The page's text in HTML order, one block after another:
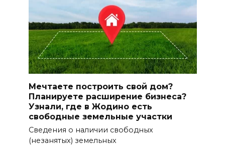
Мечтаете построить свой дом?
Планируете расширение бизнеса?
Узнали, где в Жодино есть
свободные земельные участки
Сведения о наличии свободных
(незанятых) земельных